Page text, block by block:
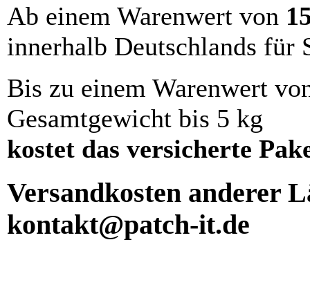
Ab einem Warenwert von
innerhalb Deutschlands für
Bis zu einem Warenwert
Gesamtgewicht bis 5 kg
kostet das versicherte
Versandkosten anderer
kontakt@patch-it.de